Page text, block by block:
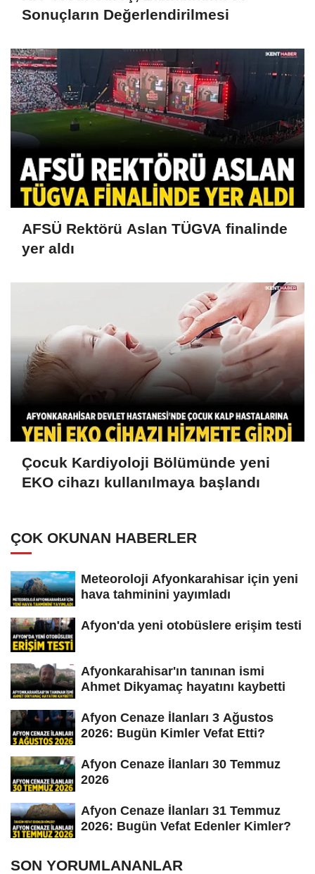
Sonuçların Değerlendirilmesi
AFSÜ Rektörü Aslan TÜGVA finalinde
yer aldı
Çocuk Kardiyoloji Bölümünde yeni
EKO cihazı kullanılmaya başlandı
ÇOK OKUNAN HABERLER
Meteoroloji Afyonkarahisar için yeni
hava tahminini yayımladı
Afyon'da yeni otobüslere erişim testi
Afyonkarahisar'ın tanınan ismi
Ahmet Dikyamaç hayatını kaybetti
Afyon Cenaze İlanları 3 Ağustos
2026: Bugün Kimler Vefat Etti?
Afyon Cenaze İlanları 30 Temmuz
2026
Afyon Cenaze İlanları 31 Temmuz
2026: Bugün Vefat Edenler Kimler?
SON YORUMLANANLAR